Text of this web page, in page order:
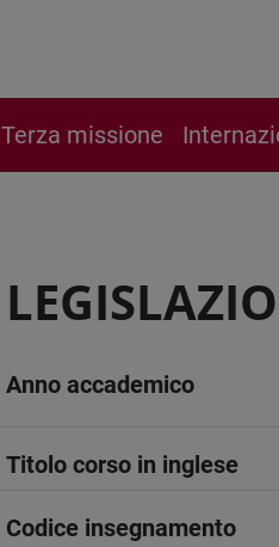
Terza missione
Anno accademico
Titolo corso in inglese
Codice insegnamento